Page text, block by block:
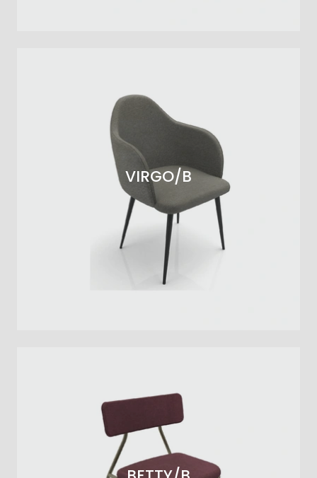
VIRGO/B